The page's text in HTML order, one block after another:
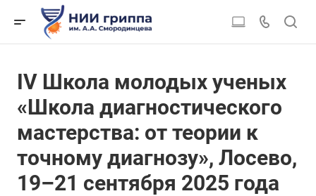
IV Школа молодых ученых
«Школа диагностического
мастерства: от теории к
точному диагнозу», Лосево,
19–21 сентября 2025 года